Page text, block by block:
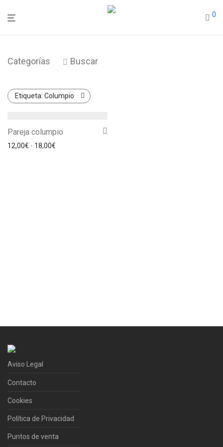
0
Categorías Buscar
Etiqueta: Columpio
Pareja columpio
12,00€ - 18,00€
Aviso Legal
Contacto
Cookies
Política de Privacidad
Puntos de venta